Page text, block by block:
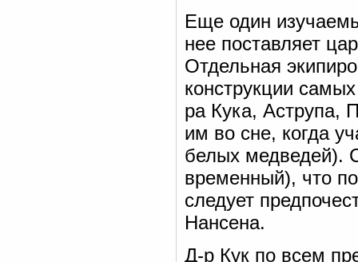
Еще один
нее поставляет
Отдельная
конструкции
ра Кука, Аструпа,
им во сне, когда
белых медведей).
временный), что
следует
Нансена.
Д-р Кук по всем